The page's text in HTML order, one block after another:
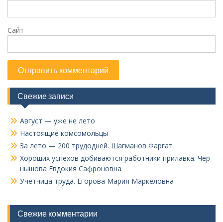
Сайт
Свежие записи
Август — уже не лето
Настоящие комсомольцы
За лето — 200 трудодней. Шагманов Фаргат
Хороших успехов добиваются работники прилавка. Чер­
нышова Евдокия Сафроновна
Учетчица труда. Его­рова Мария Маркеловна
Свежие комментарии